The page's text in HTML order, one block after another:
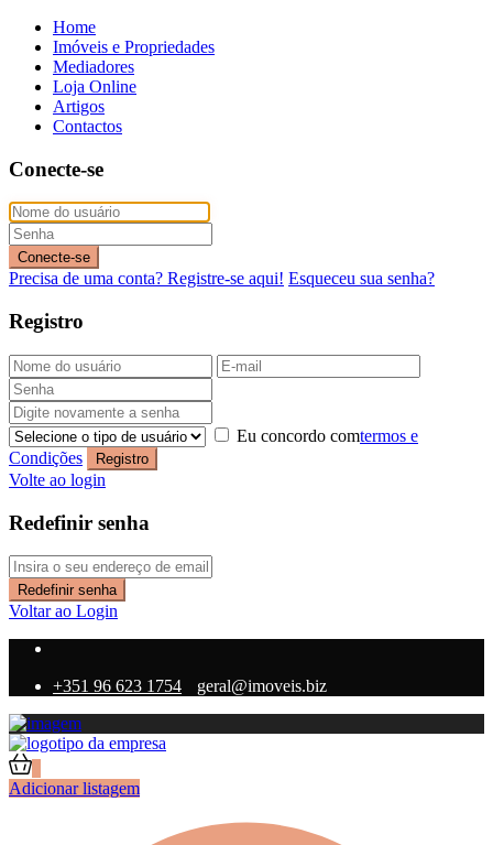
Home
Imóveis e Propriedades
Mediadores
Loja Online
Artigos
Contactos
Conecte-se
Conecte-se
Precisa de uma conta? Registre-se aqui! Esqueceu sua senha?
Registro
Eu concordo comtermos e
Condições
Registro
Volte ao login
Redefinir senha
Redefinir senha
Voltar ao Login
+351 96 623 1754 geral@imoveis.biz
Adicionar listagem